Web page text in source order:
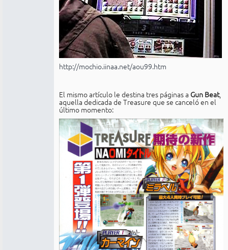
http://mochio.iinaa.net/aou99.htm
El mismo artículo le destina tres páginas a Gun Beat,
aquella dedicada de Treasure que se canceló en el
último momento: